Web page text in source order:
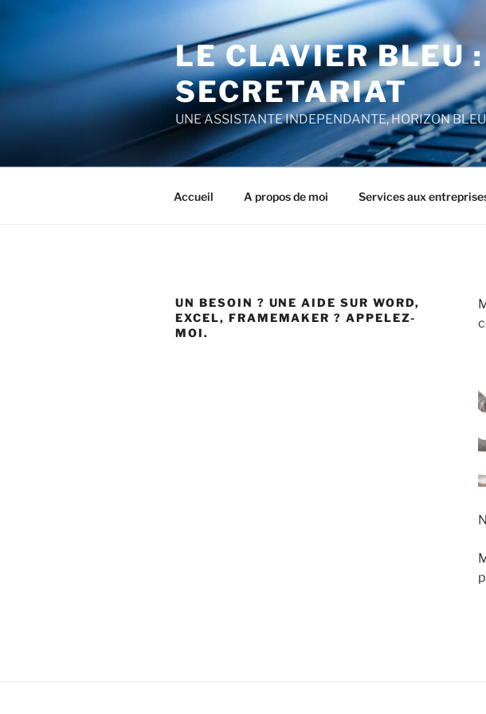
LE CLAVIER BLEU
SECRETARIAT
UNE ASSISTANTE INDEPENDANTE, HORIZON
Accueil A propos de moi Services aux
UN BESOIN ? UNE AIDE SUR WORD,
EXCEL, FRAMEMAKER ? APPELEZ-
MOI.